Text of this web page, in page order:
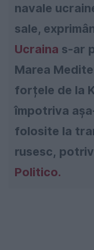
navale
sale,
Ucraina s-ar
Marea
forțele de la
împotriva
folosite la
rusesc,
Politico.